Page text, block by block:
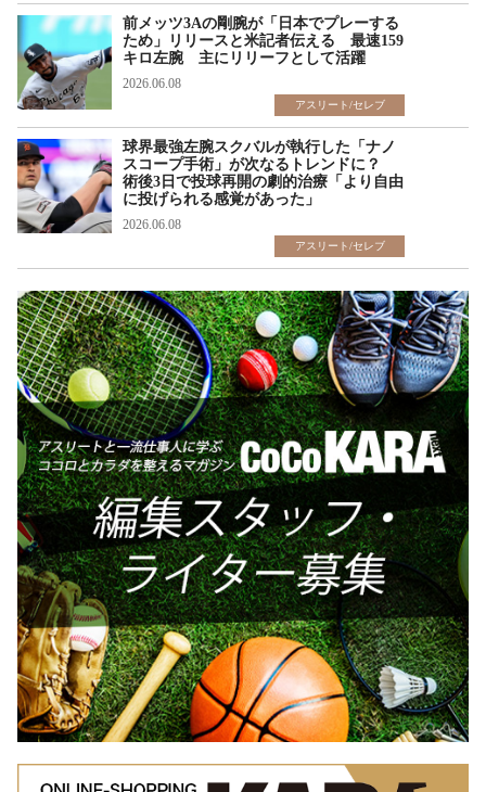
前メッツ3Aの剛腕が「日本でプレーする
ため」リリースと米記者伝える 最速159
キロ左腕 主にリリーフとして活躍
2026.06.08
アスリート/セレブ
球界最強左腕スクバルが執行した「ナノ
スコープ手術」が次なるトレンドに？
術後3日で投球再開の劇的治療「より自由
に投げられる感覚があった」
2026.06.08
アスリート/セレブ